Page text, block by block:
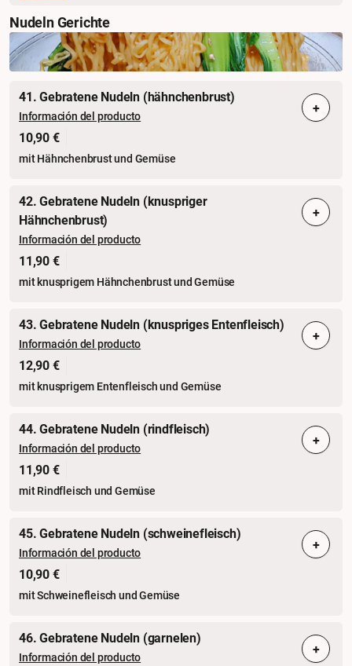
Nudeln Gerichte
41. Gebratene Nudeln (hähnchenbrust)
Información del producto
10,90 €
mit Hähnchenbrust und Gemüse
+
42. Gebratene Nudeln (knuspriger
Hähnchenbrust)
Información del producto
11,90 €
mit knusprigem Hähnchenbrust und Gemüse
+
43. Gebratene Nudeln (knuspriges Entenfleisch)
Información del producto
12,90 €
mit knusprigem Entenfleisch und Gemüse
+
44. Gebratene Nudeln (rindfleisch)
Información del producto
11,90 €
mit Rindfleisch und Gemüse
+
45. Gebratene Nudeln (schweinefleisch)
Información del producto
10,90 €
mit Schweinefleisch und Gemüse
+
46. Gebratene Nudeln (garnelen)
Información del producto +